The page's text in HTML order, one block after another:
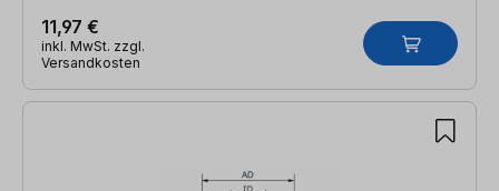
11,97 €
inkl. MwSt. zzgl.
Versandkosten